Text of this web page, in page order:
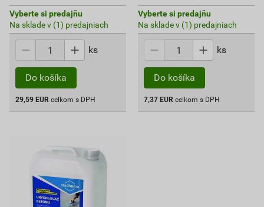
Vyberte si predajňu
Na sklade v (1) predajniach
ks
Do košíka
29,59 EUR celkom s DPH
Vyberte si predajňu
Na sklade v (1) predajniach
ks
Do košíka
7,37 EUR celkom s DPH